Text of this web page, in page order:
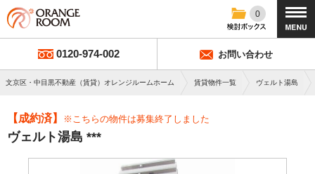
0
0120-974-002 お問い合わせ
文京区・中目黒不動産（賃貸）オレンジルームホーム 賃貸物件一覧 ヴェルト湯島
【成約済】 ※こちらの物件は募集終了しました
ヴェルト湯島 ***